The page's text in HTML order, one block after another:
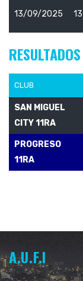
13/09/2025
RESULTADOS
CLUB
SAN MIGUEL
CITY 11RA
PROGRESO
11RA
A.U.F.I